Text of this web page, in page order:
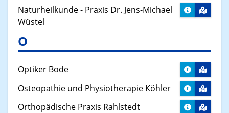
Naturheilkunde - Praxis Dr. Jens-Michael
Wüstel
O
Optiker Bode
Osteopathie und Physiotherapie Köhler
Orthopädische Praxis Rahlstedt